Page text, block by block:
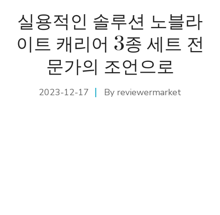
실용적인 솔루션 노블라
이트 캐리어 3종 세트 전
문가의 조언으로
2023-12-17 By reviewermarket